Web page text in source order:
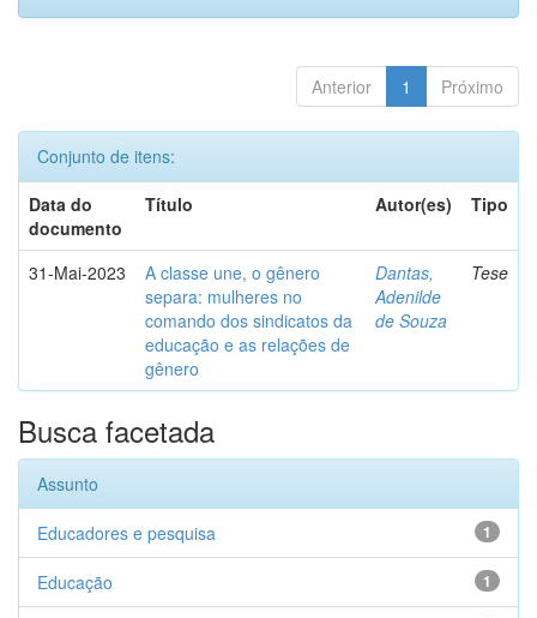
Anterior 1 Próximo
Conjunto de itens:
Data do
documento
Título Autor(es) Tipo
31-Mai-2023
A classe une, o gênero
separa: mulheres no
comando dos sindicatos da
educação e as relações de
gênero
Dantas,
Adenilde
de Souza
Tese
Busca facetada
Assunto
1
Educadores e pesquisa
1
Educação